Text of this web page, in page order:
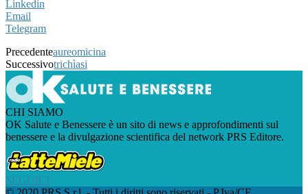
Linkedin
Email
Telegram
Precedenteaureomicina
Successivotrichìasi
CHI SIAMO
OK Salute e Benessere è un sito di news e approfondimenti sul
benessere e la divulgazione scientifica del network PRS Editore.
SEGUICI